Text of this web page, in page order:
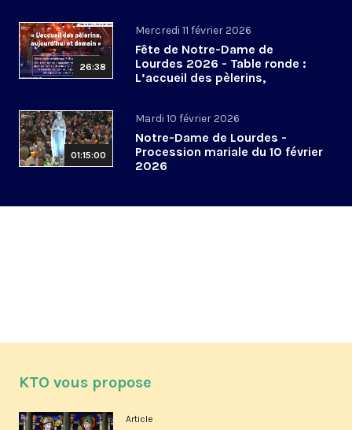
26:38
Mercredi 11 février 2026
Fête de Notre-Dame de
Lourdes 2026 - Table ronde :
L’accueil des pèlerins,
01:15:00
Mardi 10 février 2026
Notre-Dame de Lourdes -
Procession mariale du 10 février
2026
KTO vous propose
Article